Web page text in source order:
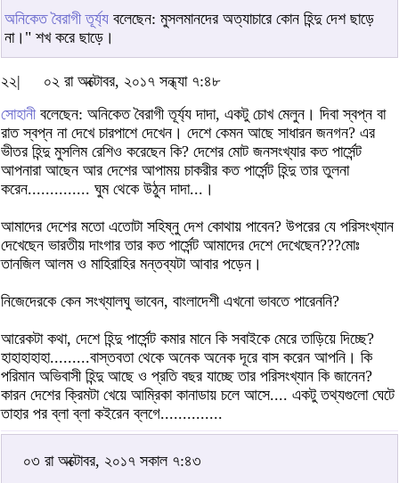
অনিকেত বৈরাগী তূর্য্য বলেছেন: মুসলমানদের অত্যাচারে কোন হিন্দু দেশ ছাড়ে
না।" শখ করে ছাড়ে।
২২|
০২ রা অক্টোবর, ২০১৭ সন্ধ্যা ৭:৪৮
সোহানীবলেছেন: অনিকেত বৈরাগী তূর্য্য দাদা, একটু চোখ মেলুন। দিবা স্বপ্ন বা
রাত স্বপ্ন না দেখে চারপাশে দেখেন। দেশে কেমন আছে সাধারন জনগন? এর
ভীতর হিন্দু মুসলিম রেশিও করেছেন কি? দেশের মোট জনসংখ্যার কত পার্সেন্ট
আপনারা আছেন আর দেশের আপাময় চাকরীর কত পার্সেন্ট হিন্দু তার তুলনা
করেন.............. ঘুম থেকে উঠুন দাদা...।
আমাদের দেশের মতো এতোটা সহিষ্নু দেশ কোথায় পাবেন? উপরের যে পরিসংখ্যান
দেখেছেন ভারতীয় দাংগার তার কত পার্সেন্ট আমাদের দেশে দেখেছেন???মোঃ
তানজিল আলম ও মাহিরাহির মন্তব্যটা আবার পড়েন।
নিজেদেরকে কেন সংখ্যালঘু ভাবেন, বাংলাদেশী এখনো ভাবতে পারেননি?
আরেকটা কথা, দেশে হিন্দু পার্সেন্ট কমার মানে কি সবাইকে মেরে তাড়িয়ে দিচ্ছে?
হাহাহাহাহা.........বাস্তবতা থেকে অনেক অনেক দূরে বাস করেন আপনি। কি
পরিমান অভিবাসী হিন্দু আছে ও প্রতি বছর যাচ্ছে তার পরিসংখ্যান কি জানেন?
কারন দেশের ক্রিমটা খেয়ে আম্রিকা কানাডায় চলে আসে.... একটু তথ্যগুলো ঘেটে
তাহার পর ব্লা ব্লা কইরেন ব্লগে..............
০৩ রা অক্টোবর, ২০১৭ সকাল ৭:৪৩